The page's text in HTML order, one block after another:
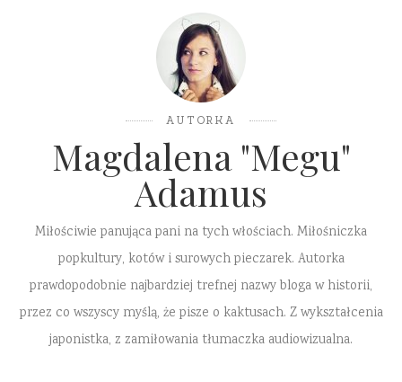
AUTORKA
Magdalena "Megu"
Adamus
Miłościwie panująca pani na tych włościach. Miłośniczka
popkultury, kotów i surowych pieczarek. Autorka
prawdopodobnie najbardziej trefnej nazwy bloga w historii,
przez co wszyscy myślą, że pisze o kaktusach. Z wykształcenia
japonistka, z zamiłowania tłumaczka audiowizualna.